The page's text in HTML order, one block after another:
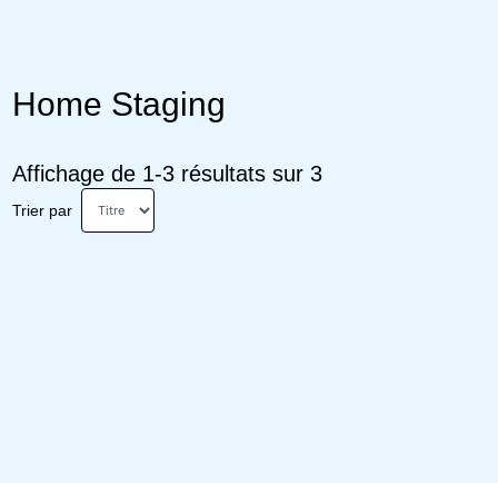
Home Staging
Affichage de 1-3 résultats sur 3
Trier par